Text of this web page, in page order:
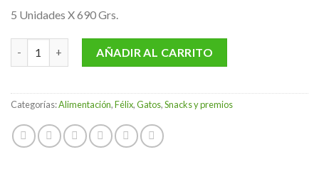
5 Unidades X 690 Grs.
Purina Félix Crispies Salmón y Trucha cantidad
AÑADIR AL CARRITO
Categorías:Alimentación,Félix,Gatos,Snacks y premios